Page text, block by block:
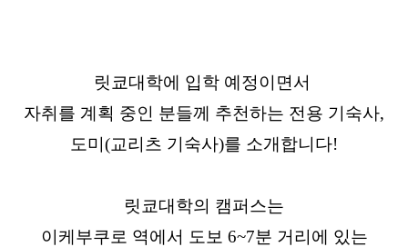
릿쿄대학에 입학 예정이면서
자취를 계획 중인 분들께 추천하는 전용 기숙사,
도미(교리츠 기숙사)를 소개합니다!
릿쿄대학의 캠퍼스는
이케부쿠로 역에서 도보 6~7분 거리에 있는